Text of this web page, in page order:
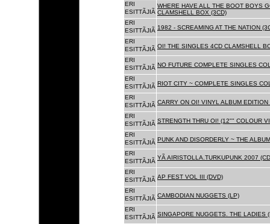
ERI
ESITTÃJIÃ
WHERE HAVE ALL THE BOOT BOYS
CLAMSHELL BOX (3CD)
ERI
ESITTÃJIÃ 1982 - SCREAMING AT THE NATION
ERI
ESITTÃJIÃ OI! THE SINGLES 4CD CLAMSHELL
ERI
ESITTÃJIÃ NO FUTURE COMPLETE SINGLES
ERI
ESITTÃJIÃ RIOT CITY ~ COMPLETE SINGLES
ERI
ESITTÃJIÃ CARRY ON OI! VINYL ALBUM EDITION
ERI
ESITTÃJIÃ STRENGTH THRU OI! (12"" COLOUR
ERI
ESITTÃJIÃ PUNK AND DISORDERLY ~ THE
ERI
ESITTÃJIÃ
YÃ AIRISTOLLA.TURKUPUNK 2007
ERI
ESITTÃJIÃ AP FEST VOL III (DVD)
ERI
ESITTÃJIÃ CAMBODIAN NUGGETS (LP)
ERI
ESITTÃJIÃ SINGAPORE NUGGETS. THE LADIES